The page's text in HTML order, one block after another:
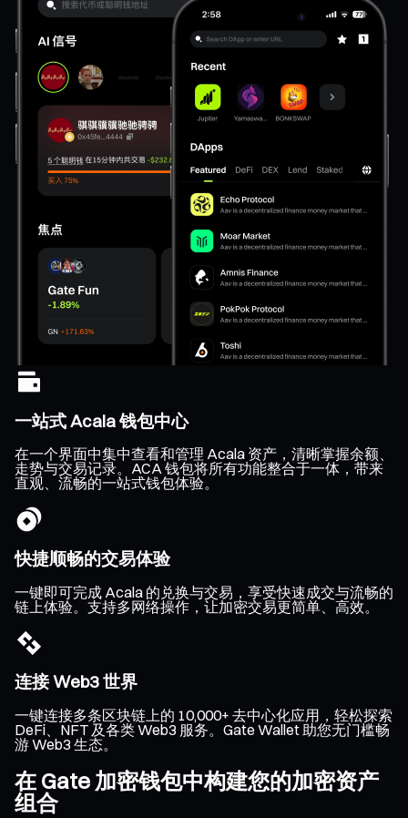
一站式 Acala 钱包中心
在一个界面中集中查看和管理 Acala 资产，清晰掌握余额、
走势与交易记录。ACA 钱包将所有功能整合于一体，带来
直观、流畅的一站式钱包体验。
快捷顺畅的交易体验
一键即可完成 Acala 的兑换与交易，享受快速成交与流畅的
链上体验。支持多网络操作，让加密交易更简单、高效。
连接 Web3 世界
一键连接多条区块链上的 10,000+ 去中心化应用，轻松探索
DeFi、NFT 及各类 Web3 服务。Gate Wallet 助您无门槛畅
游 Web3 生态。
在 Gate 加密钱包中构建您的加密资产
组合